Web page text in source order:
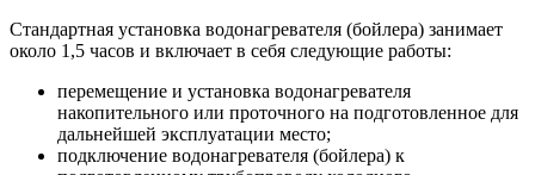
Стандартная установка водонагревателя (бойлера) занимает
около 1,5 часов и включает в себя следующие работы:
перемещение и установка водонагревателя
накопительного или проточного на подготовленное для
дальнейшей эксплуатации место;
подключение водонагревателя (бойлера) к